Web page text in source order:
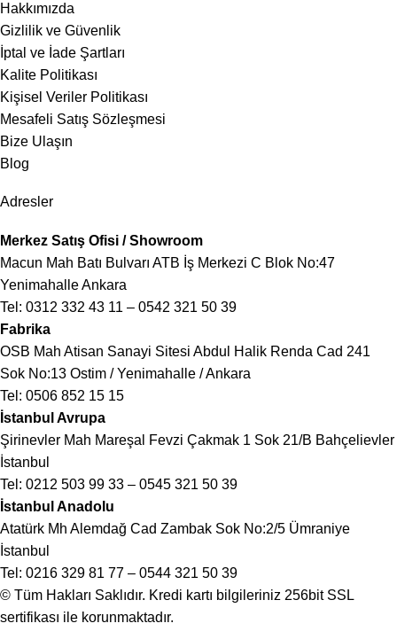
Hakkımızda
Gizlilik ve Güvenlik
İptal ve İade Şartları
Kalite Politikası
Kişisel Veriler Politikası
Mesafeli Satış Sözleşmesi
Bize Ulaşın
Blog
Adresler
Merkez Satış Ofisi / Showroom
Macun Mah Batı Bulvarı ATB İş Merkezi C Blok No:47
Yenimahalle Ankara
Tel: 0312 332 43 11 – 0542 321 50 39
Fabrika
OSB Mah Atisan Sanayi Sitesi Abdul Halik Renda Cad 241
Sok No:13 Ostim / Yenimahalle / Ankara
Tel: 0506 852 15 15
İstanbul Avrupa
Şirinevler Mah Mareşal Fevzi Çakmak 1 Sok 21/B Bahçelievler
İstanbul
Tel: 0212 503 99 33 – 0545 321 50 39
İstanbul Anadolu
Atatürk Mh Alemdağ Cad Zambak Sok No:2/5 Ümraniye
İstanbul
Tel: 0216 329 81 77 – 0544 321 50 39
© Tüm Hakları Saklıdır. Kredi kartı bilgileriniz 256bit SSL
sertifikası ile korunmaktadır.